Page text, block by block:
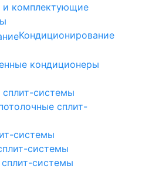
комплектующие
Кондиционирование
кондиционеры
системы
сплит-
системы
системы
системы